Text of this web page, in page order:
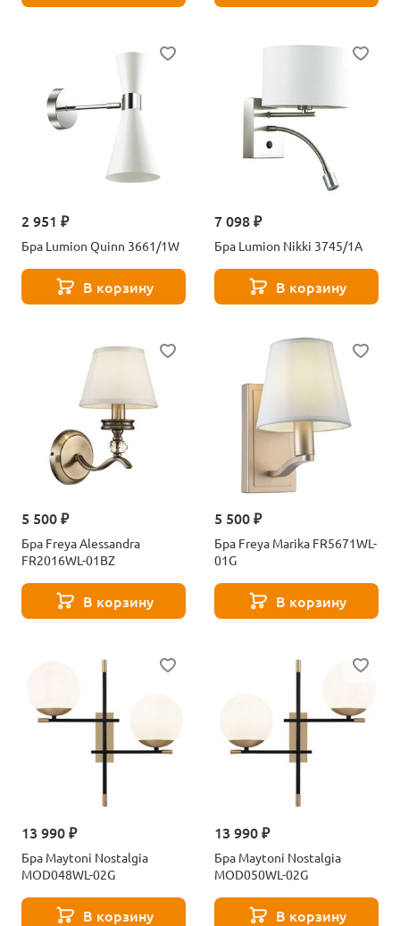
2 951 ₽
Бра Lumion Quinn 3661/1W
В корзину
7 098 ₽
Бра Lumion Nikki 3745/1A
В корзину
5 500 ₽
Бра Freya Alessandra
FR2016WL-01BZ
В корзину
5 500 ₽
Бра Freya Marika FR5671WL-
01G
В корзину
13 990 ₽
Бра Maytoni Nostalgia
MOD048WL-02G
В корзину
13 990 ₽
Бра Maytoni Nostalgia
MOD050WL-02G
В корзину